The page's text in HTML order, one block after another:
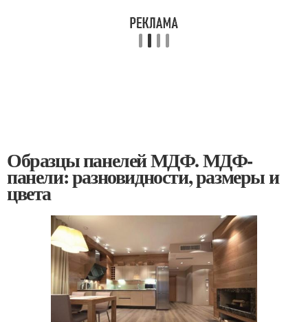
Образцы панелей МДФ. МДФ-
панели: разновидности, размеры и
цвета